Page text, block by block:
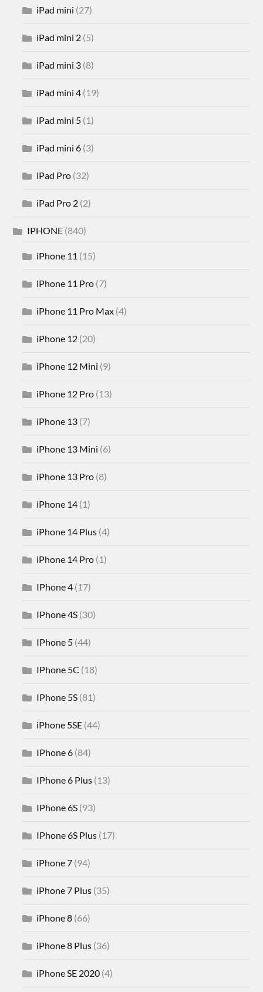
iPad mini (27)
iPad mini 2 (5)
iPad mini 3 (8)
iPad mini 4 (19)
iPad mini 5 (1)
iPad mini 6 (3)
iPad Pro (32)
iPad Pro 2 (2)
IPHONE (840)
iPhone 11 (15)
iPhone 11 Pro (7)
iPhone 11 Pro Max (4)
iPhone 12 (20)
iPhone 12 Mini (9)
iPhone 12 Pro (13)
iPhone 13 (7)
iPhone 13 Mini (6)
iPhone 13 Pro (8)
iPhone 14 (1)
iPhone 14 Plus (4)
iPhone 14 Pro (1)
IPhone 4 (17)
IPhone 4S (30)
IPhone 5 (44)
IPhone 5C (18)
IPhone 5S (81)
iPhone 5SE (44)
IPhone 6 (84)
IPhone 6 Plus (13)
IPhone 6S (93)
IPhone 6S Plus (17)
iPhone 7 (94)
iPhone 7 Plus (35)
iPhone 8 (66)
iPhone 8 Plus (36)
iPhone SE 2020 (4)